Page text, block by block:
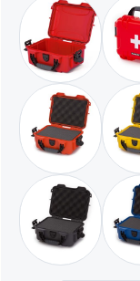
rot / leer
orange / mit
graphit / mit